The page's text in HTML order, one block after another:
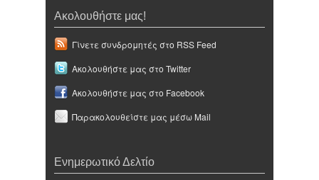
Ακολουθήστε μας!
Γίνετε συνδρομητές στο RSS Feed
Ακολουθήστε μας στο Twitter
Ακολουθήστε μας στο Facebook
Παρακολουθείστε μας μέσω Mail
Ενημερωτικό Δελτίο